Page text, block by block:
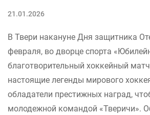
21.01.2026
В Твери накануне Дня защитника
февраля, во дворце спорта
благотворительный хоккейный
настоящие легенды мирового
обладатели престижных наград,
молодежной командой «Тверичи».